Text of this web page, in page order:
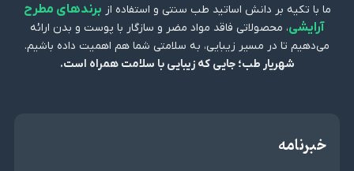
ما با تکیه بر دانش اساتید طب سنتی و استفاده از برندهای مطرح
آرایشی، محصولاتی فاقد مواد مضر و سازگار با پوست و بدن ارائه
می‌دهیم تا در مسیر زیبایی، به سلامتی شما هم اهمیت داده باشیم.
شهریار طب؛ جایی که زیبایی با سلامت همراه است.
خبرنامه